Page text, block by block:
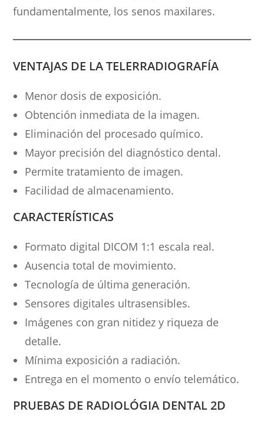
fundamentalmente, los senos maxilares.
VENTAJAS DE LA TELERRADIOGRAFÍA
Menor dosis de exposición.
Obtención inmediata de la imagen.
Eliminación del procesado químico.
Mayor precisión del diagnóstico dental.
Permite tratamiento de imagen.
Facilidad de almacenamiento.
CARACTERÍSTICAS
Formato digital DICOM 1:1 escala real.
Ausencia total de movimiento.
Tecnología de última generación.
Sensores digitales ultrasensibles.
Imágenes con gran nitidez y riqueza de
detalle.
Mínima exposición a radiación.
Entrega en el momento o envío telemático.
PRUEBAS DE RADIOLÓGIA DENTAL 2D